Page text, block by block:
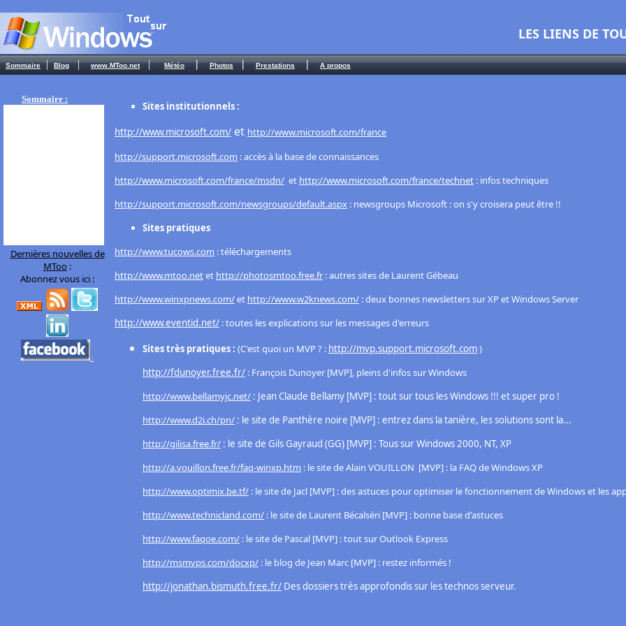
LES LIENS DE
Sommaire | Blog | www.MToo.net | Météo | Photos | Prestations | A propos
Sommaire :
Dernières nouvelles de
MToo :
Abonnez vous ici :
:
Sites institutionnels :
http://www.microsoft.com/ et http://www.microsoft.com/france
http://support.microsoft.com : accès à la base de connaissances
http://www.microsoft.com/france/msdn/ et http://www.microsoft.com/france/technet : infos techniques
http://support.microsoft.com/newsgroups/default.aspx : newsgroups Microsoft : on s'y croisera peut être !!
Sites pratiques
http://www.tucows.com : téléchargements
http://www.mtoo.netet http://photosmtoo.free.fr : autres sites de Laurent Gébeau
http://www.winxpnews.com/et http://www.w2knews.com/ : deux bonnes newsletters sur XP et Windows Server
http://www.eventid.net/ : toutes les explications sur les messages d'erreurs
Sites très pratiques : (C'est quoi un MVP ? : http://mvp.support.microsoft.com)
http://fdunoyer.free.fr/ : François Dunoyer [MVP], pleins d'infos sur Windows
http://www.bellamyjc.net/ : Jean Claude Bellamy [MVP] : tout sur tous les Windows !!! et super pro !
http://www.d2i.ch/pn/ : le site de Panthère noire [MVP] : entrez dans la tanière, les solutions sont la...
http://gilisa.free.fr/ : le site de Gils Gayraud (GG) [MVP] : Tous sur Windows 2000, NT, XP
http://a.vouillon.free.fr/faq-winxp.htm : le site de Alain VOUILLON [MVP] : la FAQ de Windows XP
http://www.optimix.be.tf/ : le site de Jacl [MVP] : des astuces pour optimiser le fonctionnement de Windows et les
http://www.technicland.com/ : le site de Laurent Bécalséri [MVP] : bonne base d'astuces
http://www.faqoe.com/ : le site de Pascal [MVP] : tout sur Outlook Express
http://msmvps.com/docxp/ : le blog de Jean Marc [MVP] : restez informés !
http://jonathan.bismuth.free.fr/ Des dossiers très approfondis sur les technos serveur.